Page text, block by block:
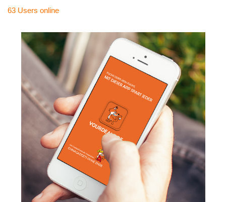
63 Users online